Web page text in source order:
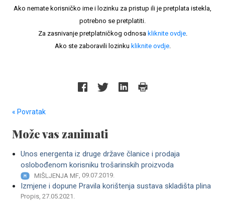
Ako nemate korisničko ime i lozinku za pristup ili je pretplata istekla,
potrebno se pretplatiti.
Za zasnivanje pretplatničkog odnosa kliknite ovdje.
Ako ste zaboravili lozinku kliknite ovdje.
« Povratak
Može vas zanimati
Unos energenta iz druge države članice i prodaja
oslobođenom korisniku trošarinskih proizvoda
MIŠLJENJA MF, 09.07.2019.
Izmjene i dopune Pravila korištenja sustava skladišta plina
Propis, 27.05.2021.